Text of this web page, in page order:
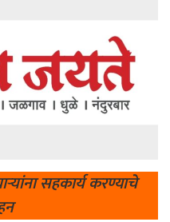
सहकार्य करण्याचे